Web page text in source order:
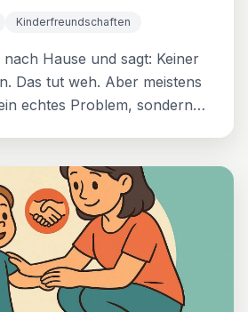
Kinderfreundschaften
Hause und sagt: Keiner
Das tut weh. Aber meistens
echtes Problem, sondern